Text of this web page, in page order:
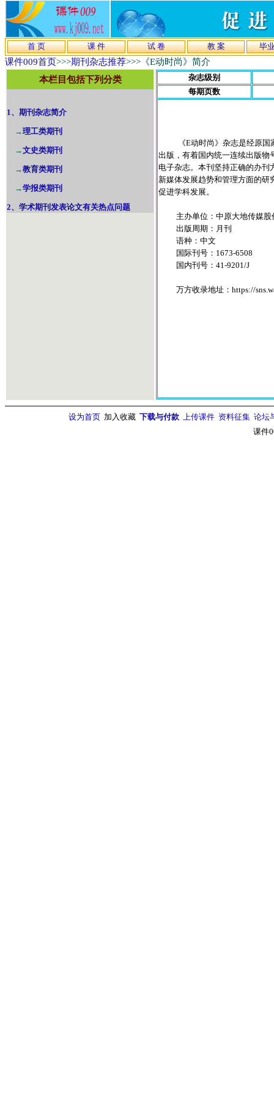
首 页 课 件 试 卷 教 案 毕
课件009首页>>>期刊杂志推荐>>>《E动时尚》简介
本栏目包括下列分类
1、期刊杂志简介
→理工类期刊
→文史类期刊
→教育类期刊
→学报类期刊
2、学术期刊发表论文有关热点问题
杂志级别
每期页数
《E动时尚》杂志是经原国家
出版，有着国内统一连续出版物
电子杂志。本刊坚持正确的办
新媒体发展趋势和管理方面的
促进学科发展。
主办单位：中原大地传媒股
出版周期：月刊
语种：中文
国际刊号：1673-6508
国内刊号：41-9201/J
万方收录地址：https://
设为首页 加入收藏 下载与付款 上传课件 资料征集 论坛
课件